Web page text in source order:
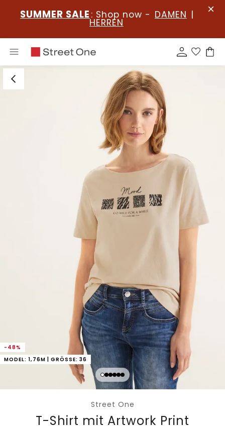
SUMMER SALE : Shop now - DAMEN |
HERREN
-48%
MODEL: 1,76M | GRÖSSE: 36
Street One
T-Shirt mit Artwork Print